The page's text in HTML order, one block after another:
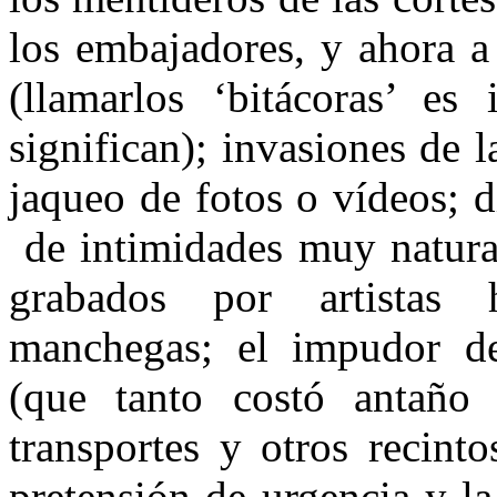
los embajadores, y ahora
(llamarlos ‘bitácoras’
significan); invasiones de
jaqueo de fotos o vídeos;
de intimidades muy
grabados por artistas
manchegas; el impudor
(que tanto costó
transportes y otros